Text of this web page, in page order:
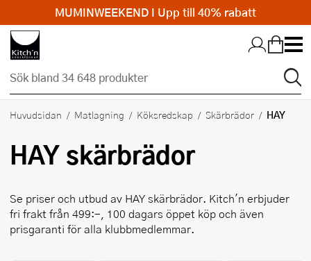
Hopp till huvudinnehållet
Huvudsidan Matlagning Köksredskap Skärbrädor HAY
HAYskärbrädor
Se priser och utbud av HAYskärbrädor. Kitch'n erbjuder
fri frakt från 499:-, 100 dagars öppet köp och även
prisgaranti för alla klubbmedlemmar.
MUMINWEEKEND I Upp till 40% rabatt